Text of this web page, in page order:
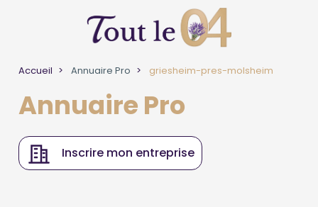
Accueil Annuaire Pro griesheim-pres-molsheim
Annuaire Pro
Inscrire mon entreprise